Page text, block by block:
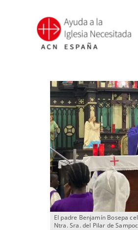
contenido
El padre Benjamín Bosepa
Ntra. Sra. del Pilar de